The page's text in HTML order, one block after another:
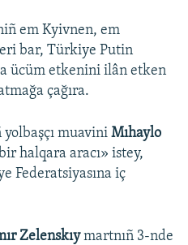
em Kyivnen, em
bar, Türkiye Putin
ücüm etkenini ilân etken
çağıra.
muavini Mıhaylo
halqara aracı» istey,
Federatsiyasına iç
Zelenskıymartnıñ 3-nde